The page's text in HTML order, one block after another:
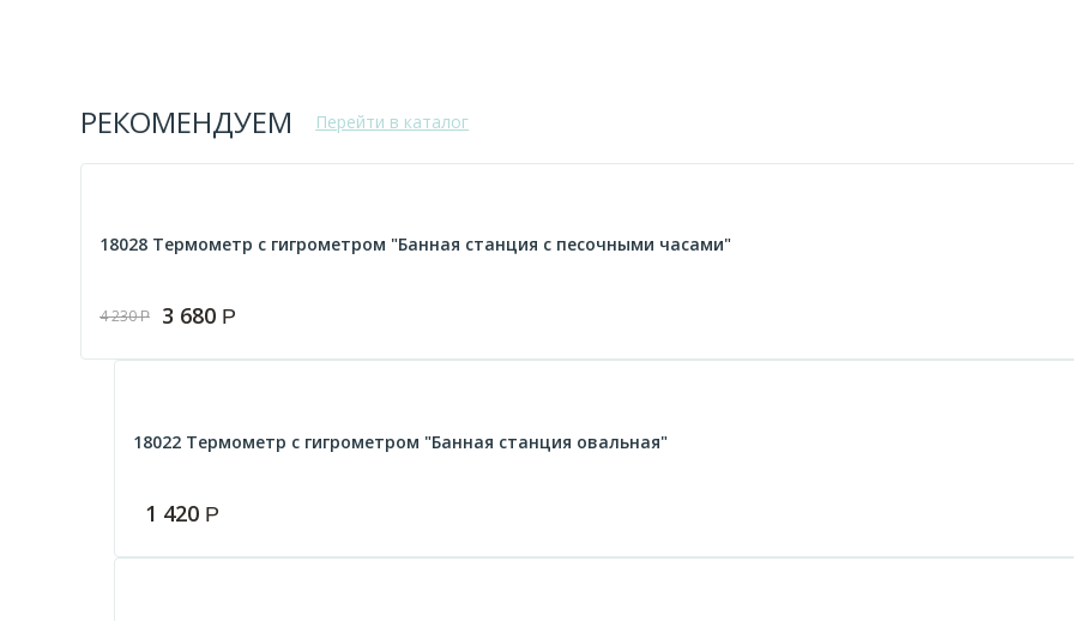
РЕКОМЕНДУЕМ Перейти в каталог
18028 Термометр с гигрометром "Банная станция с песочными часами"
4 230Р 3 680 Р
18022 Термометр с гигрометром "Банная станция овальная"
1 420 Р